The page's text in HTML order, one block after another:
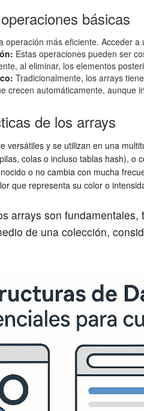
básicas
operación más eficiente. Acceder
Estas operaciones pueden ser
al eliminar, los elementos
Tradicionalmente, los arrays
crecen automáticamente, aunque
de los arrays
versátiles y se utilizan en una
colas o incluso tablas hash),
o no cambia con mucha
que representa su color o
arrays son
de una colección,